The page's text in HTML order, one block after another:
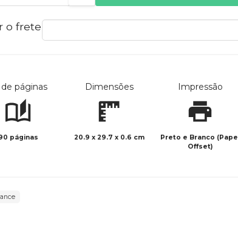
o frete
de páginas
páginas
Dimensões
20.9 x 29.7 x 0.6 cm
Impressão
Preto e Branco (Papel
Offset)